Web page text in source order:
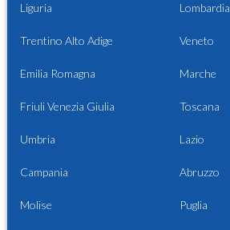
Liguria Lombardia
Trentino Alto Adige Veneto
Emilia Romagna Marche
Friuli Venezia Giulia Toscana
Umbria Lazio
Campania Abruzzo
Molise Puglia